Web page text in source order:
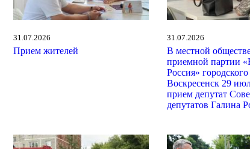
31.07.2026
Прием жителей
31.07.2026
В местной
приемной партии
Россия» городского
Воскресенск 29
прием депутат
депутатов Галина